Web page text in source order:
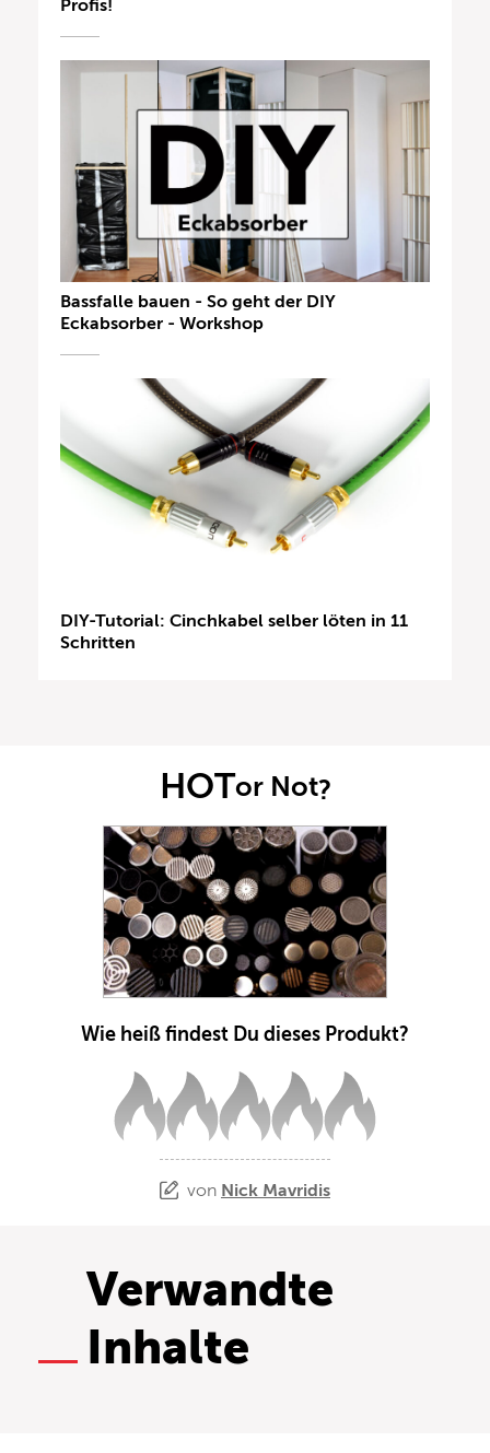
Profis!
Bassfalle bauen - So geht der DIY
Eckabsorber - Workshop
DIY-Tutorial: Cinchkabel selber löten in 11
Schritten
HOTor Not?
Wie heiß findest Du dieses Produkt?
von Nick Mavridis
Verwandte
Inhalte